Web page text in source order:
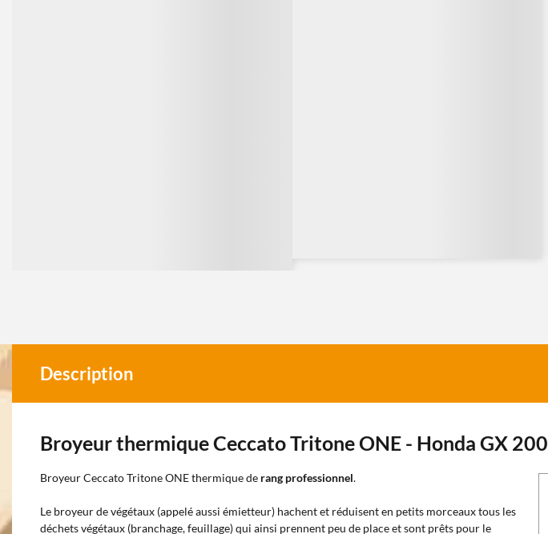
Description
Broyeur thermique Ceccato Tritone ONE - Honda GX 200
Broyeur Ceccato Tritone ONE thermique de rang professionnel.
Le broyeur de végétaux (appelé aussi émietteur) hachent et réduisent en petits morceaux tous les
déchets végétaux (branchage, feuillage) qui ainsi prennent peu de place et sont prêts pour le